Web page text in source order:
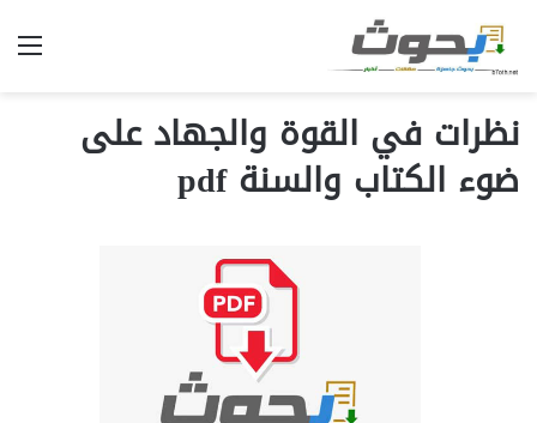
نظرات في القوة والجهاد على
ضوء الكتاب والسنة pdf